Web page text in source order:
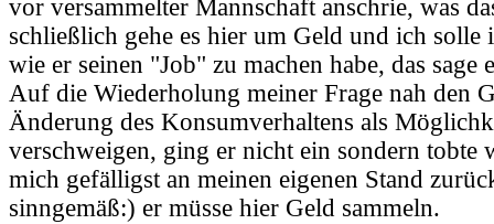
vor versammelter Mannschaft anschrie, was
schließlich gehe es hier um Geld und ich solle
wie er seinen "Job" zu machen habe, das sage
Auf die Wiederholung meiner Frage nah den
Änderung des Konsumverhaltens als
verschweigen, ging er nicht ein sondern tobte
mich gefälligst an meinen eigenen Stand
sinngemäß:) er müsse hier Geld sammeln.